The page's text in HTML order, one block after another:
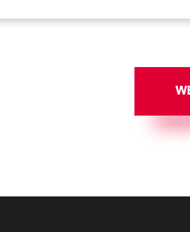
Multimedia’s large stand at the